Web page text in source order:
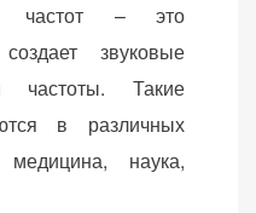
частот – это
звуковые
частоты. Такие
в различных
наука,